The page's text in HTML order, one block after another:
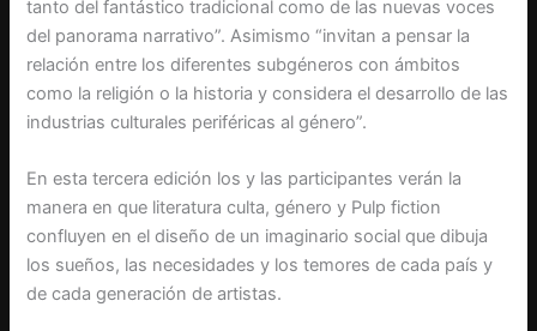
tanto del fantástico tradicional como de las nuevas voces
del panorama narrativo”. Asimismo “invitan a pensar la
relación entre los diferentes subgéneros con ámbitos
como la religión o la historia y considera el desarrollo de las
industrias culturales periféricas al género”.
En esta tercera edición los y las participantes verán la
manera en que literatura culta, género y Pulp fiction
confluyen en el diseño de un imaginario social que dibuja
los sueños, las necesidades y los temores de cada país y
de cada generación de artistas.